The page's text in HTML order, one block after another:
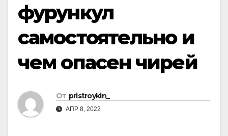
фурункул
самостоятельно и
чем опасен чирей
От pristroykin_
АПР 8, 2022